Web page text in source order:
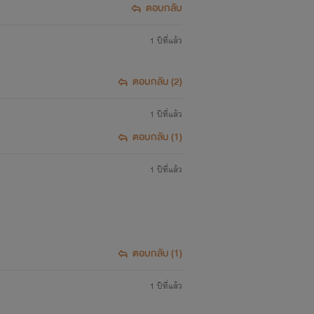
ตอบกลับ
1 ปีที่แล้ว
ตอบกลับ (2)
1 ปีที่แล้ว
ตอบกลับ (1)
1 ปีที่แล้ว
ตอบกลับ (1)
1 ปีที่แล้ว